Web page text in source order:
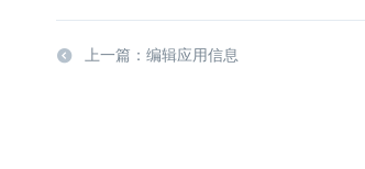
上一篇：编辑应用信息